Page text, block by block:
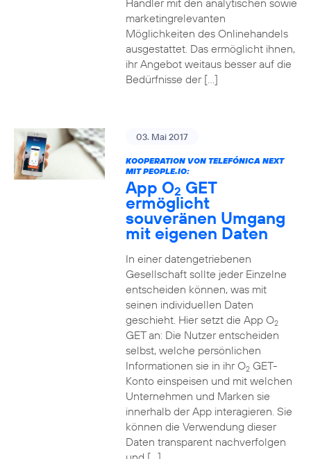
Händler mit den analytischen sowie
marketingrelevanten
Möglichkeiten des Onlinehandels
ausgestattet. Das ermöglicht ihnen,
ihr Angebot weitaus besser auf die
Bedürfnisse der […]
03. Mai 2017
KOOPERATION VON TELEFÓNICA NEXT
MIT PEOPLE.IO:
App O2 GET
ermöglicht
souveränen Umgang
mit eigenen Daten
In einer datengetriebenen
Gesellschaft sollte jeder Einzelne
entscheiden können, was mit
seinen individuellen Daten
geschieht. Hier setzt die App O2
GET an: Die Nutzer entscheiden
selbst, welche persönlichen
Informationen sie in ihr O2GET-
Konto einspeisen und mit welchen
Unternehmen und Marken sie
innerhalb der App interagieren. Sie
können die Verwendung dieser
Daten transparent nachverfolgen